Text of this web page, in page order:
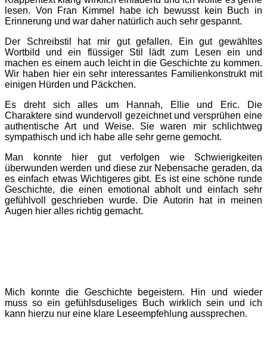
lesen. Von Fran Kimmel habe ich bewusst kein Buch in
Erinnerung und war daher natürlich auch sehr gespannt.
Der Schreibstil hat mir gut gefallen. Ein gut gewähltes
Wortbild und ein flüssiger Stil lädt zum Lesen ein und
machen es einem auch leicht in die Geschichte zu kommen.
Wir haben hier ein sehr interessantes Familienkonstrukt mit
einigen Hürden und Päckchen.
Es dreht sich alles um Hannah, Ellie und Eric. Die
Charaktere sind wundervoll gezeichnet und versprühen eine
authentische Art und Weise. Sie waren mir schlichtweg
sympathisch und ich habe alle sehr gerne gemocht.
Man konnte hier gut verfolgen wie Schwierigkeiten
überwunden werden und diese zur Nebensache geraden, da
es einfach etwas Wichtigeres gibt. Es ist eine schöne runde
Geschichte, die einen emotional abholt und einfach sehr
gefühlvoll geschrieben wurde. Die Autorin hat in meinen
Augen hier alles richtig gemacht.
Mich konnte die Geschichte begeistern. Hin und wieder
muss so ein gefühlsduseliges Buch wirklich sein und ich
kann hierzu nur eine klare Leseempfehlung aussprechen.